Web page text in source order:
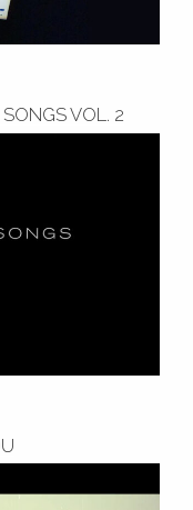
VOL. 2